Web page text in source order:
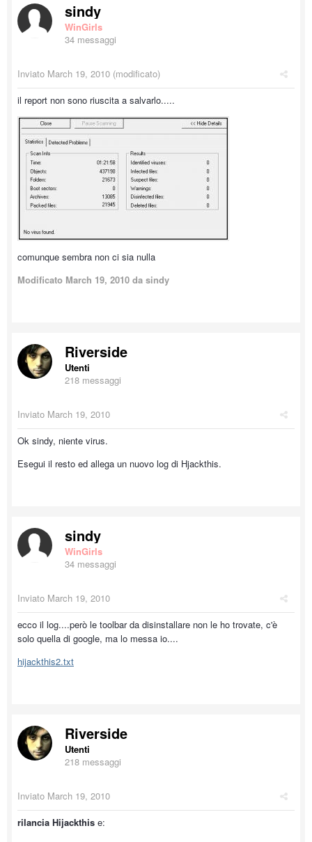
sindy
WinGirls
34 messaggi
Inviato March 19, 2010 (modificato)
il report non sono riuscita a salvarlo.....
comunque sembra non ci sia nulla
Modificato March 19, 2010 da sindy
Riverside
Utenti
218 messaggi
Inviato March 19, 2010
Ok sindy, niente virus.
Esegui il resto ed allega un nuovo log di Hjackthis.
sindy
WinGirls
34 messaggi
Inviato March 19, 2010
ecco il log....però le toolbar da disinstallare non le ho trovate, c'è
solo quella di google, ma lo messa io....
hijackthis2.txt
Riverside
Utenti
218 messaggi
Inviato March 19, 2010
rilancia Hijackthis e: